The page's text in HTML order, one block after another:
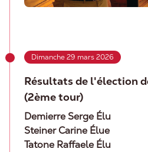
Dimanche 29 mars 2026
Résultats de l'élection
(2ème tour)
Demierre Serge Élu
Steiner Carine Élue
Tatone Raffaele Élu